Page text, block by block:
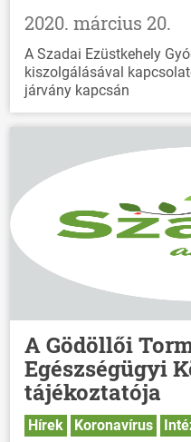
2020. március 20.
A Szadai Ezüstkehely
kiszolgálásával
járvány kapcsán
A Gödöllői
Egészségügyi
tájékoztatója
Hírek Koronavírus